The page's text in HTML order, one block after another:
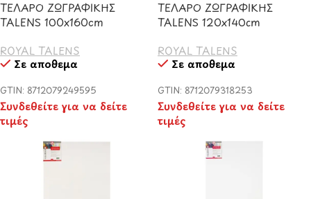
ΤΕΛΑΡΟ ΖΩΓΡΑΦΙΚΗΣ
TALENS 100x160cm
ROYAL TALENS
Σε απόθεμα
GTIN: 8712079249595
Συνδεθείτε για να δείτε
τιμές
ΤΕΛΑΡΟ ΖΩΓΡΑΦΙΚΗΣ
TALENS 120x140cm
ROYAL TALENS
Σε απόθεμα
GTIN: 8712079318253
Συνδεθείτε για να δείτε
τιμές